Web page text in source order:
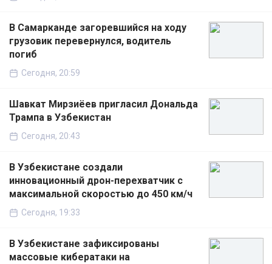
В Самарканде загоревшийся на ходу
грузовик перевернулся, водитель
погиб
Сегодня, 20:59
Шавкат Мирзиёев пригласил Дональда
Трампа в Узбекистан
Сегодня, 20:43
В Узбекистане создали
инновационный дрон-перехватчик с
максимальной скоростью до 450 км/ч
Сегодня, 19:33
В Узбекистане зафиксированы
массовые кибератаки на